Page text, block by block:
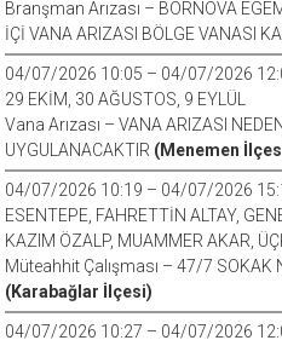
Branşman Arızası – BORNOVA
İÇİ VANA ARIZASI BÖLGE VANASI
04/07/2026 10:05 – 04/07/2026
29 EKİM, 30 AĞUSTOS, 9 EYLÜL
Vana Arızası – VANA ARIZASI
UYGULANACAKTIR (Menemen
04/07/2026 10:19 – 04/07/2026
ESENTEPE, FAHRETTİN ALTAY,
KAZIM ÖZALP, MUAMMER AKAR,
Müteahhit Çalışması – 47/7 SOKAK
(Karabağlar İlçesi)
04/07/2026 10:27 – 04/07/2026